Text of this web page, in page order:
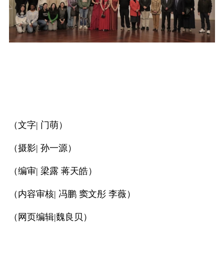
（文字| 门萌）
（摄影| 孙一源）
（编审| 梁露 蒋天皓）
（内容审核| 冯鹏 窦文彤 李薇）
（网页编辑|魏良贝）